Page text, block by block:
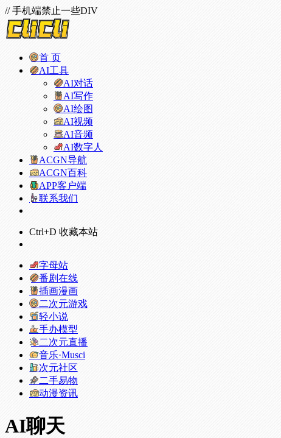
// 手机端禁止一些DIV
首 页
AI工具
AI对话
AI写作
AI绘图
AI视频
AI音频
AI数字人
ACGN导航
ACGN百科
APP客户端
联系我们
Ctrl+D 收藏本站
字母站
番剧在线
插画漫画
二次元游戏
轻小说
手办模型
二次元直播
音乐·Musci
次元社区
二手易物
动漫资讯
AI聊天